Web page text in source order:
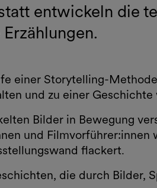
entwickeln die
einer Storytelling-
und zu einer
Bilder in Bewegung
und
flackert.
die durch Bilder,